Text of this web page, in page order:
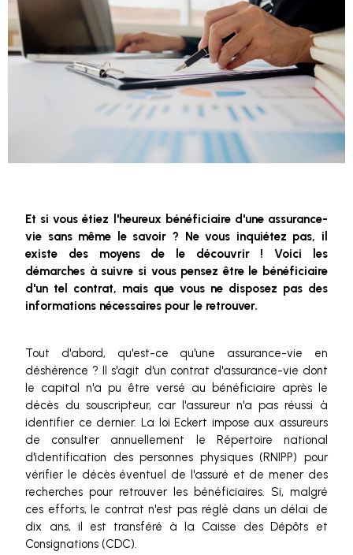
Et si vous étiez l'heureux bénéficiaire d'une assurance-
vie sans même le savoir ? Ne vous inquiétez pas, il
existe des moyens de le découvrir ! Voici les
démarches à suivre si vous pensez être le bénéficiaire
d'un tel contrat, mais que vous ne disposez pas des
informations nécessaires pour le retrouver.
Tout d'abord, qu'est-ce qu'une assurance-vie en
déshérence ? Il s'agit d'un contrat d'assurance-vie dont
le capital n'a pu être versé au bénéficiaire après le
décès du souscripteur, car l'assureur n'a pas réussi à
identifier ce dernier. La loi Eckert impose aux assureurs
de consulter annuellement le Répertoire national
d'identification des personnes physiques (RNIPP) pour
vérifier le décès éventuel de l'assuré et de mener des
recherches pour retrouver les bénéficiaires. Si, malgré
ces efforts, le contrat n'est pas réglé dans un délai de
dix ans, il est transféré à la Caisse des Dépôts et
Consignations (CDC).